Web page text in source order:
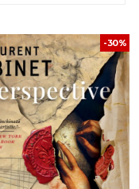
-30%